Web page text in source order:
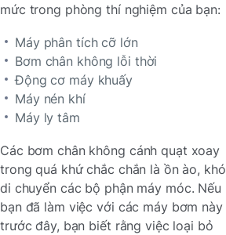
mức trong phòng thí nghiệm của bạn:
Máy phân tích cỡ lớn
Bơm chân không lỗi thời
Động cơ máy khuấy
Máy nén khí
Máy ly tâm
Các bơm chân không cánh quạt xoay
trong quá khứ chắc chắn là ồn ào, khó
di chuyển các bộ phận máy móc. Nếu
bạn đã làm việc với các máy bơm này
trước đây, bạn biết rằng việc loại bỏ